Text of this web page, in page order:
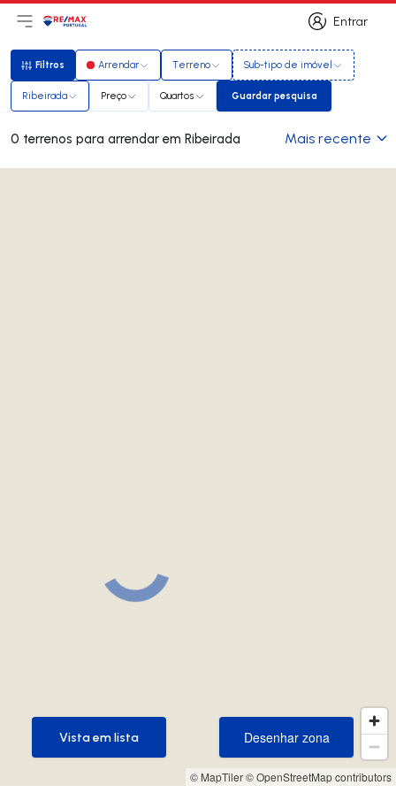
Entrar
Entrar
Abri menu principal
LogoIr para página inicial
Filtros
Filtros Arrendar Terreno Sub-tipo de imóvel
Ribeirada Preço Quartos Guardar pesquisa
Guardar pesquisa
0 terrenos para arrendar em Ribeirada Mais recente
© MapTiler© OpenStreetMap contributors
Desenhar zona
Desenhar zona
Vista em lista
Vista em lista